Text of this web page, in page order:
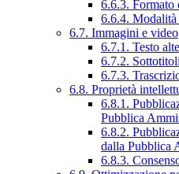
6.6.3. Formato
6.6.4.
6.7. Immagini e video
6.7.1. Testo
6.7.2.
6.7.3.
6.8. Proprietà
6.8.1.
Pubblica
6.8.2.
dalla Pubblica
6.8.3.